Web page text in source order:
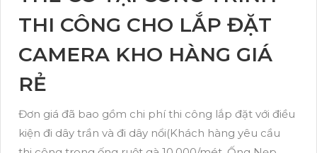
THI CÔNG CHO LẮP ĐẶT
CAMERA KHO HÀNG GIÁ
RẺ
Đơn giá đã bao gồm chi phí thi công lắp đặt với điều
kiện đi dây trần và đi dây nổi(Khách hàng yêu cầu